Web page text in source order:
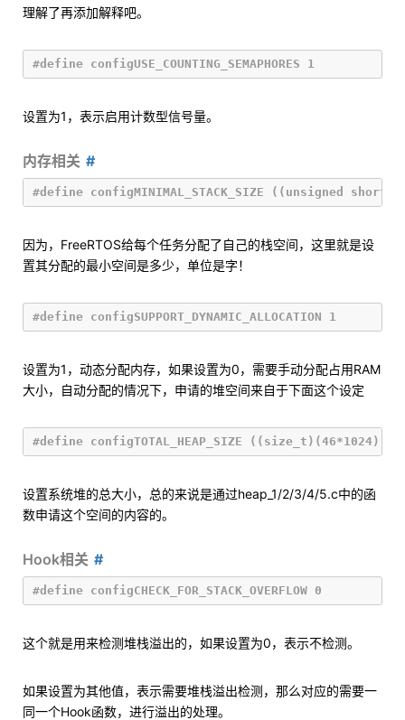
理解了再添加解释吧。
设置为1，表示启用计数型信号量。
内存相关
因为，FreeRTOS给每个任务分配了自己的栈空间，这里就是设
置其分配的最小空间是多少，单位是字！
设置为1，动态分配内存，如果设置为0，需要手动分配占用RAM
大小，自动分配的情况下，申请的堆空间来自于下面这个设定
设置系统堆的总大小，总的来说是通过heap_1/2/3/4/5.c中的函
数申请这个空间的内容的。
Hook相关
这个就是用来检测堆栈溢出的，如果设置为0，表示不检测。
如果设置为其他值，表示需要堆栈溢出检测，那么对应的需要一
同一个Hook函数，进行溢出的处理。